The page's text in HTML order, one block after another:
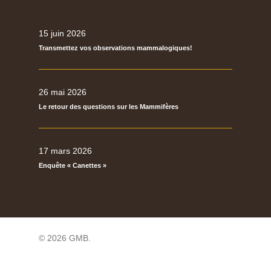
15 juin 2026
Transmettez vos observations mammalogiques!
26 mai 2026
Le retour des questions sur les Mammifères
17 mars 2026
Enquête « Canettes »
© 2026 GMB.